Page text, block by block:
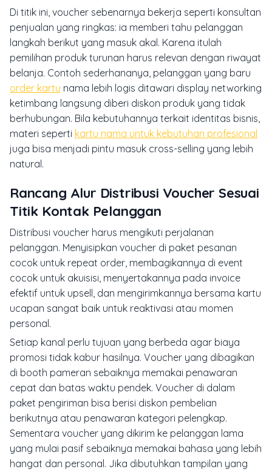
Di titik ini, voucher sebenarnya bekerja seperti konsultan
penjualan yang ringkas: ia memberi tahu pelanggan
langkah berikut yang masuk akal. Karena itulah
pemilihan produk turunan harus relevan dengan riwayat
belanja. Contoh sederhananya, pelanggan yang baru
order kartu nama lebih logis ditawari display networking
ketimbang langsung diberi diskon produk yang tidak
berhubungan. Bila kebutuhannya terkait identitas bisnis,
materi seperti kartu nama untuk kebutuhan profesional
juga bisa menjadi pintu masuk cross-selling yang lebih
natural.
Rancang Alur Distribusi Voucher Sesuai
Titik Kontak Pelanggan
Distribusi voucher harus mengikuti perjalanan
pelanggan. Menyisipkan voucher di paket pesanan
cocok untuk repeat order, membagikannya di event
cocok untuk akuisisi, menyertakannya pada invoice
efektif untuk upsell, dan mengirimkannya bersama kartu
ucapan sangat baik untuk reaktivasi atau momen
personal.
Setiap kanal perlu tujuan yang berbeda agar biaya
promosi tidak kabur hasilnya. Voucher yang dibagikan
di booth pameran sebaiknya memakai penawaran
cepat dan batas waktu pendek. Voucher di dalam
paket pengiriman bisa berisi diskon pembelian
berikutnya atau penawaran kategori pelengkap.
Sementara voucher yang dikirim ke pelanggan lama
yang mulai pasif sebaiknya memakai bahasa yang lebih
hangat dan personal. Jika dibutuhkan tampilan yang